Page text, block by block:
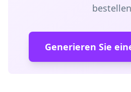
Generieren Sie